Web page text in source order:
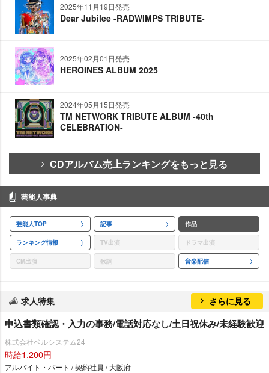
2025年11月19日発売
Dear Jubilee -RADWIMPS TRIBUTE-
2025年02月01日発売
HEROINES ALBUM 2025
2024年05月15日発売
TM NETWORK TRIBUTE ALBUM -40th
CELEBRATION-
CDアルバム売上ランキングをもっと見る
芸能人事典
芸能人TOP 記事 作品
ランキング情報 TV出演 ドラマ出演
CM出演 歌詞 音楽配信
求人特集 さらに見る
申込書類確認・入力の事務/電話対応なし/土日祝休み/未経験歓迎
株式会社ベルシステム24
時給1,200円
アルバイト・パート / 契約社員 / 大阪府